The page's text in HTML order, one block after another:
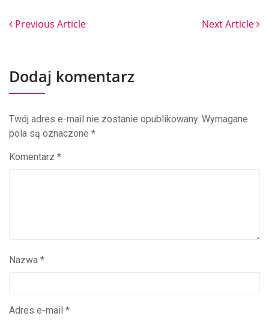
Previous Article Next Article
Dodaj komentarz
Twój adres e-mail nie zostanie opublikowany. Wymagane
pola są oznaczone *
Komentarz *
Nazwa *
Adres e-mail *